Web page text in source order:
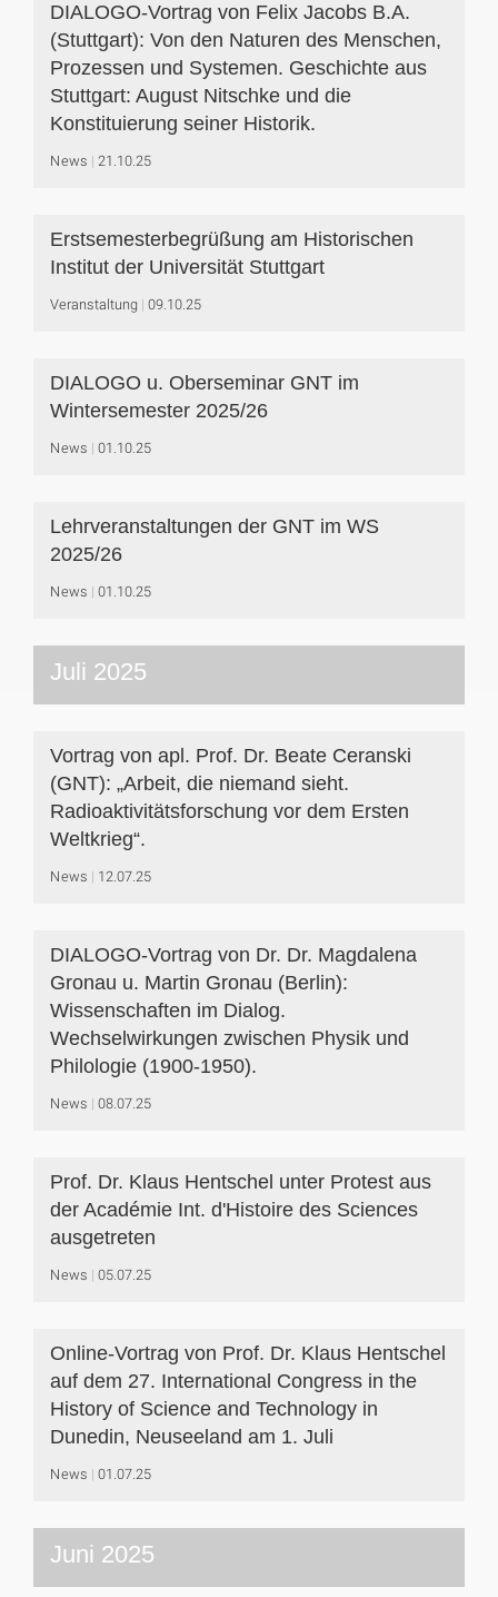
DIALOGO-Vortrag von Felix Jacobs B.A.
(Stuttgart): Von den Naturen des Menschen,
Prozessen und Systemen. Geschichte aus
Stuttgart: August Nitschke und die
Konstituierung seiner Historik.
News 21.10.25
Erstsemesterbegrüßung am Historischen
Institut der Universität Stuttgart
Veranstaltung 09.10.25
DIALOGO u. Oberseminar GNT im
Wintersemester 2025/26
News 01.10.25
Lehrveranstaltungen der GNT im WS
2025/26
News 01.10.25
Juli 2025
Vortrag von apl. Prof. Dr. Beate Ceranski
(GNT): „Arbeit, die niemand sieht.
Radioaktivitätsforschung vor dem Ersten
Weltkrieg“.
News 12.07.25
DIALOGO-Vortrag von Dr. Dr. Magdalena
Gronau u. Martin Gronau (Berlin):
Wissenschaften im Dialog.
Wechselwirkungen zwischen Physik und
Philologie (1900-1950).
News 08.07.25
Prof. Dr. Klaus Hentschel unter Protest aus
der Académie Int. d'Histoire des Sciences
ausgetreten
News 05.07.25
Online-Vortrag von Prof. Dr. Klaus Hentschel
auf dem 27. International Congress in the
History of Science and Technology in
Dunedin, Neuseeland am 1. Juli
News 01.07.25
Juni 2025